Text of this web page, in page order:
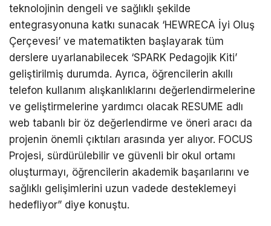
teknolojinin dengeli ve sağlıklı şekilde
entegrasyonuna katkı sunacak ‘HEWRECA İyi Oluş
Çerçevesi’ ve matematikten başlayarak tüm
derslere uyarlanabilecek ‘SPARK Pedagojik Kiti’
geliştirilmiş durumda. Ayrıca, öğrencilerin akıllı
telefon kullanım alışkanlıklarını değerlendirmelerine
ve geliştirmelerine yardımcı olacak RESUME adlı
web tabanlı bir öz değerlendirme ve öneri aracı da
projenin önemli çıktıları arasında yer alıyor. FOCUS
Projesi, sürdürülebilir ve güvenli bir okul ortamı
oluşturmayı, öğrencilerin akademik başarılarını ve
sağlıklı gelişimlerini uzun vadede desteklemeyi
hedefliyor” diye konuştu.